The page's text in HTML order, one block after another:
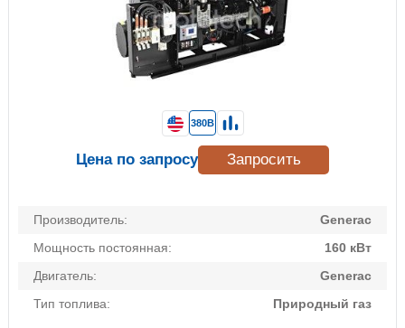
Производитель:
Generac
Мощность постоянная:
160 кВт
Двигатель:
Generac
Тип топлива:
Природный газ
380В
Цена по запросу Запросить